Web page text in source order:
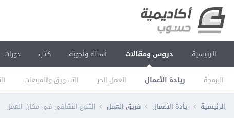
الرئيسية دروس ومقالات
البرمجة ريادة الأعمال العمل الحر التسويق والمبيعات
أسئلة وأجوبة كتب دورات
الرئيسية ريادة الأعمال فريق العمل التنوع الثقافي في مكان العمل